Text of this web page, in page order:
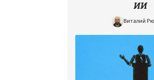
ИИ
Виталий